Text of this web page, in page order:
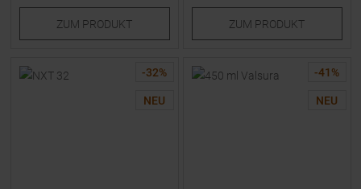
ZUM PRODUKT ZUM PRODUKT
-32%
NEU
-41 %
NEU